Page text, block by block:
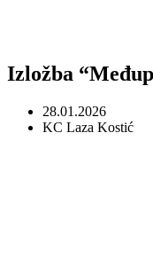
Izložba
28.01.2026
KC Laza Kostić